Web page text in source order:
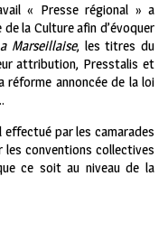
« Presse régional » a
la Culture afin d’évoquer
Marseillaise, les titres du
attribution, Presstalis et
réforme annoncée de la loi
effectué par les camarades
conventions collectives
ce soit au niveau de la